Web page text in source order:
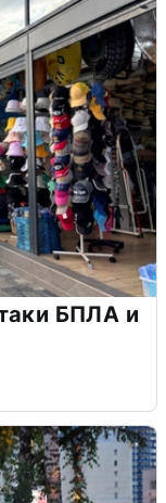
БПЛА и